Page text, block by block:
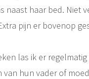
naast haar bed. Niet
pijn er bovenop
las ik er
van hun vader of